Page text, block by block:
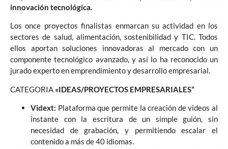
innovación tecnológica.
Los once proyectos finalistas enmarcan su actividad en los
sectores de salud, alimentación, sostenibilidad y TIC. Todos
ellos aportan soluciones innovadoras al mercado con un
componente tecnológico avanzado, y así lo ha reconocido un
jurado experto en emprendimiento y desarrollo empresarial.
CATEGORIA «IDEAS/PROYECTOS EMPRESARIALES”
Vidext: Plataforma que permite la creación de videos al
instante con la escritura de un simple guión, sin
necesidad de grabación, y permitiendo escalar el
contenido a más de 40 idiomas.